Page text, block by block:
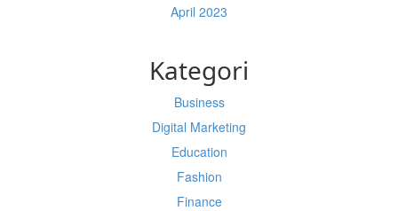
April 2023
Kategori
Business
Digital Marketing
Education
Fashion
Finance